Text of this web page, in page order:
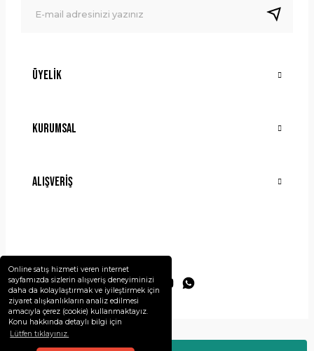
Online satış hizmeti veren internet
sayfamızda sizlerin alışveriş deneyiminizi
daha da kolaylaştırmak ve iyileştirmek için
ziyaret alışkanlıkların analiz edilmesi
amacıyla çerez (cookie) kullanmaktayız.
Konu hakkında detaylı bilgi için
Lütfen tıklayınız.
Bu ürüne benzer farklı alternatifler olmalı.
Üyelik
Kurumsal
Alışveriş